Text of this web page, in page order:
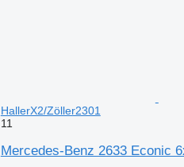
HallerX2/Zöller2301
11
Mercedes-Benz 2633 Econic